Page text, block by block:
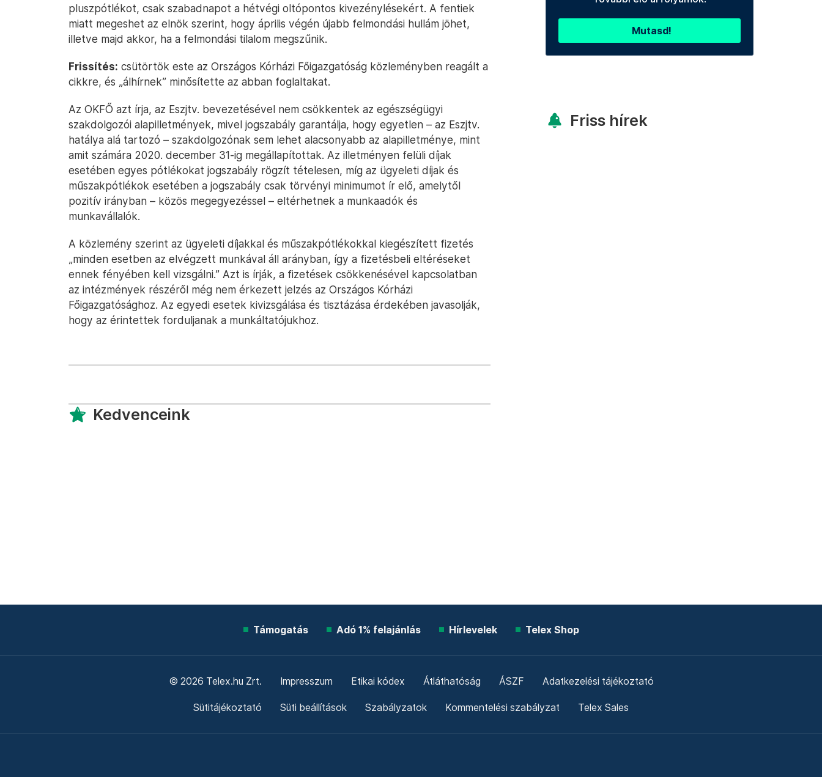
pluszpótlékot, csak szabadnapot a hétvégi oltópontos kivezénylésekért. A fentiek
miatt megeshet az elnök szerint, hogy április végén újabb felmondási hullám jöhet,
illetve majd akkor, ha a felmondási tilalom megszűnik.
Frissítés: csütörtök este az Országos Kórházi Főigazgatóság közleményben reagált a
cikkre, és „álhírnek” minősítette az abban foglaltakat.
Az OKFŐ azt írja, az Eszjtv. bevezetésével nem csökkentek az egészségügyi
szakdolgozói alapilletmények, mivel jogszabály garantálja, hogy egyetlen – az Eszjtv.
hatálya alá tartozó – szakdolgozónak sem lehet alacsonyabb az alapilletménye, mint
amit számára 2020. december 31-ig megállapítottak. Az illetményen felüli díjak
esetében egyes pótlékokat jogszabály rögzít tételesen, míg az ügyeleti díjak és
műszakpótlékok esetében a jogszabály csak törvényi minimumot ír elő, amelytől
pozitív irányban – közös megegyezéssel – eltérhetnek a munkaadók és
munkavállalók.
A közlemény szerint az ügyeleti díjakkal és műszakpótlékokkal kiegészített fizetés
„minden esetben az elvégzett munkával áll arányban, így a fizetésbeli eltéréseket
ennek fényében kell vizsgálni.” Azt is írják, a fizetések csökkenésével kapcsolatban
az intézmények részéről még nem érkezett jelzés az Országos Kórházi
Főigazgatósághoz. Az egyedi esetek kivizsgálása és tisztázása érdekében javasolják,
hogy az érintettek forduljanak a munkáltatójukhoz.
Kedvenceink
Mutasd!
Friss hírek
Támogatás Adó 1% felajánlás Hírlevelek Telex Shop
© 2026 Telex.hu Zrt. Impresszum Etikai kódex Átláthatóság ÁSZF Adatkezelési tájékoztató
Sütitájékoztató Süti beállítások Szabályzatok Kommentelési szabályzat Telex Sales